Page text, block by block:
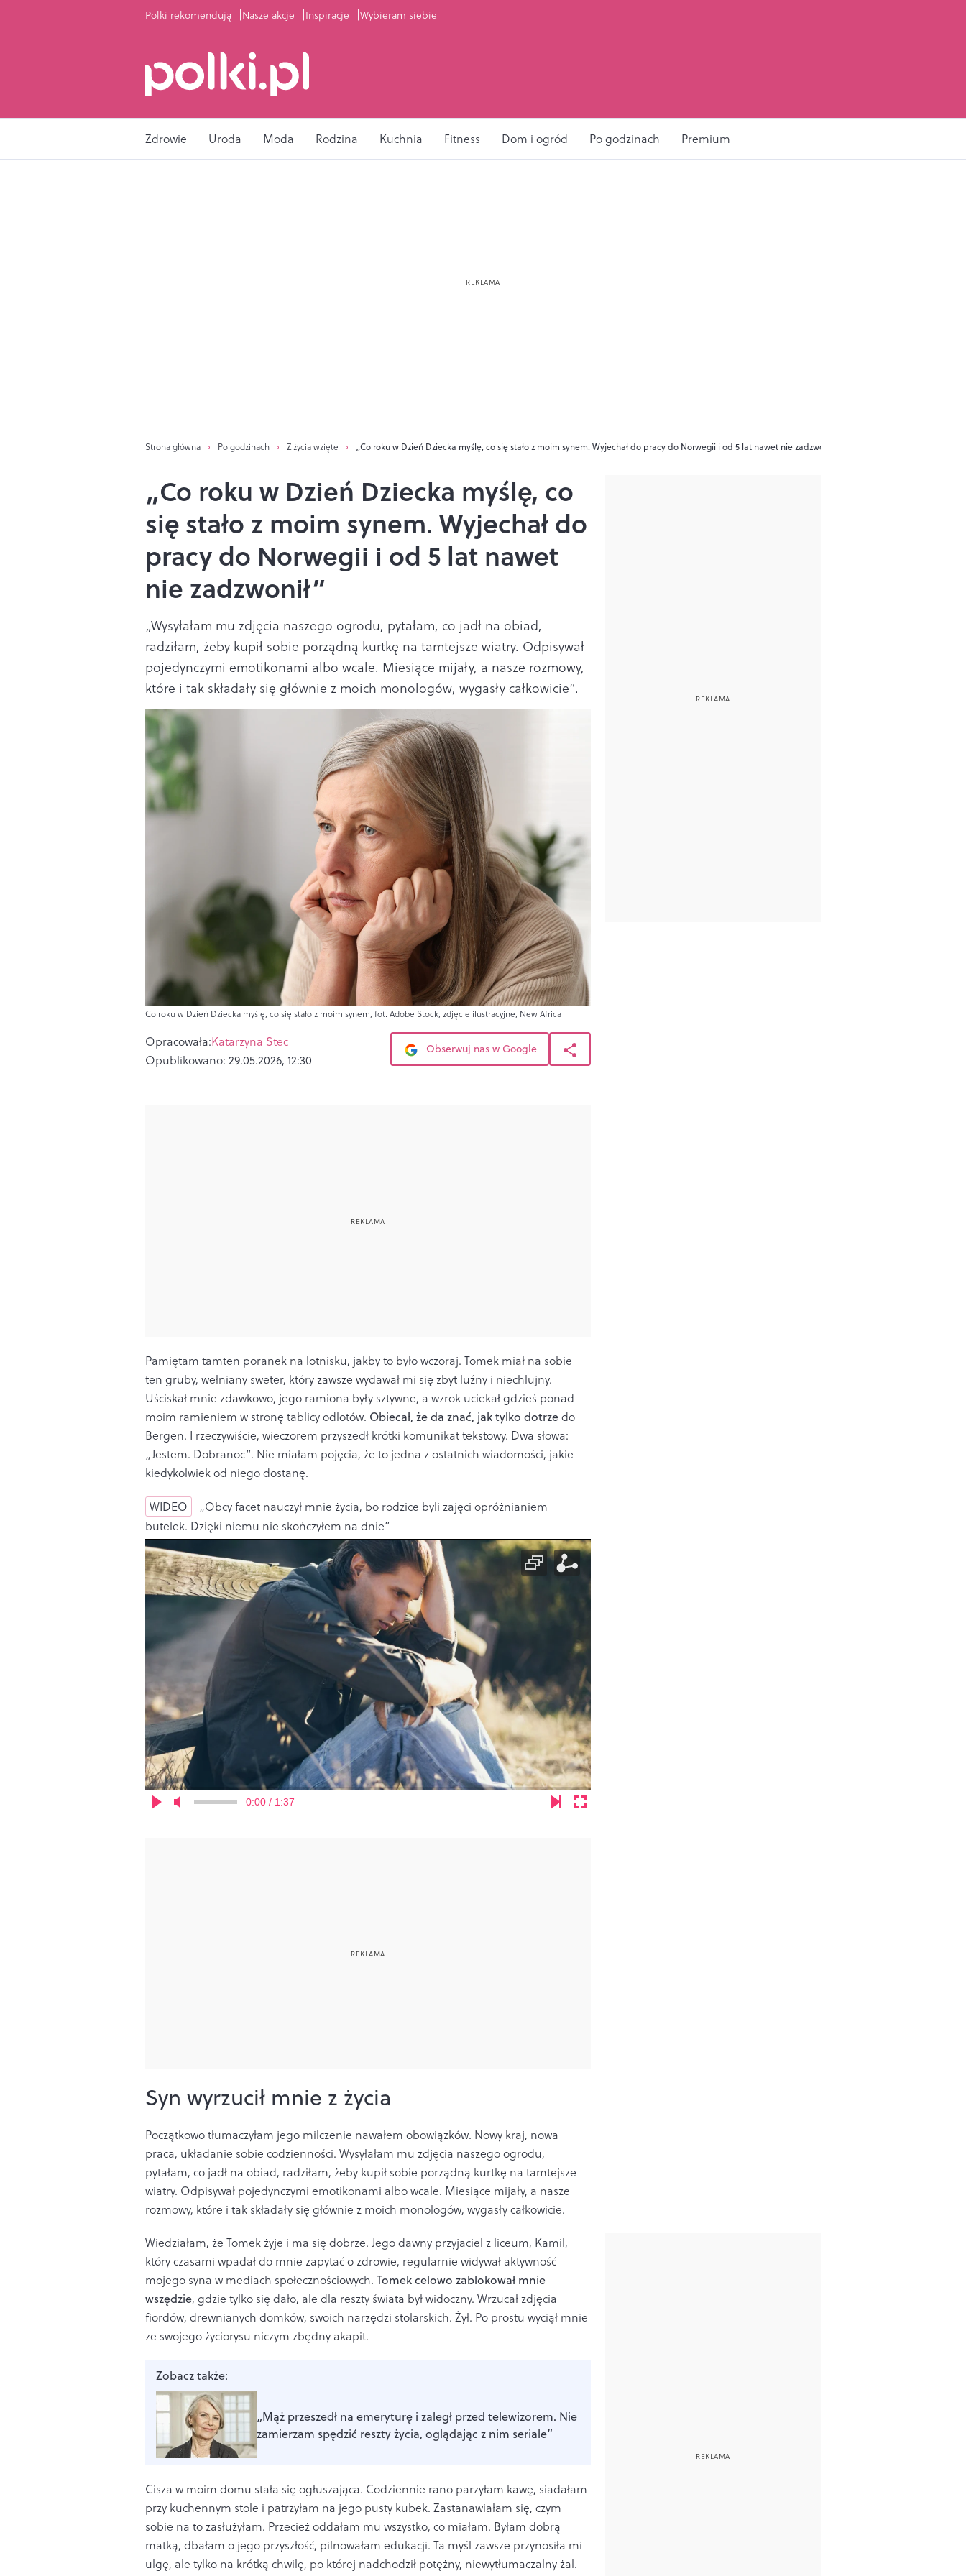
Polki rekomendują Nasze akcje Inspiracje Wybieram siebie
Zdrowie Uroda Moda Rodzina Kuchnia Fitness Dom i ogród Po godzinach Premium
Strona główna Po godzinach Z życia wzięte „Co roku w Dzień Dziecka myślę, co się stało z moim synem. Wyjechał do pracy do Norwegii i od 5 lat nawet nie zadzwonił”
„Co roku w Dzień Dziecka myślę, co
się stało z moim synem. Wyjechał do
pracy do Norwegii i od 5 lat nawet
nie zadzwonił”
„Wysyłałam mu zdjęcia naszego ogrodu, pytałam, co jadł na obiad,
radziłam, żeby kupił sobie porządną kurtkę na tamtejsze wiatry. Odpisywał
pojedynczymi emotikonami albo wcale. Miesiące mijały, a nasze rozmowy,
które i tak składały się głównie z moich monologów, wygasły całkowicie”.
Co roku w Dzień Dziecka myślę, co się stało z moim synem, fot. Adobe Stock, zdjęcie ilustracyjne, New Africa
Opracowała:Katarzyna Stec
Opublikowano: 29.05.2026, 12:30
Obserwuj nas w Google
Pamiętam tamten poranek na lotnisku, jakby to było wczoraj. Tomek miał na sobie
ten gruby, wełniany sweter, który zawsze wydawał mi się zbyt luźny i niechlujny.
Uściskał mnie zdawkowo, jego ramiona były sztywne, a wzrok uciekał gdzieś ponad
moim ramieniem w stronę tablicy odlotów. Obiecał, że da znać, jak tylko dotrzedo
Bergen. I rzeczywiście, wieczorem przyszedł krótki komunikat tekstowy. Dwa słowa:
„Jestem. Dobranoc”. Nie miałam pojęcia, że to jedna z ostatnich wiadomości, jakie
kiedykolwiek od niego dostanę.
WIDEO
„Obcy facet nauczył mnie życia, bo rodzice byli zajęci opróżnianiem
butelek. Dzięki niemu nie skończyłem na dnie”
0:00 / 1:37
Syn wyrzucił mnie z życia
Początkowo tłumaczyłam jego milczenie nawałem obowiązków. Nowy kraj, nowa
praca, układanie sobie codzienności. Wysyłałam mu zdjęcia naszego ogrodu,
pytałam, co jadł na obiad, radziłam, żeby kupił sobie porządną kurtkę na tamtejsze
wiatry. Odpisywał pojedynczymi emotikonami albo wcale. Miesiące mijały, a nasze
rozmowy, które i tak składały się głównie z moich monologów, wygasły całkowicie.
Wiedziałam, że Tomek żyje i ma się dobrze. Jego dawny przyjaciel z liceum, Kamil,
który czasami wpadał do mnie zapytać o zdrowie, regularnie widywał aktywność
mojego syna w mediach społecznościowych. Tomek celowo zablokował mnie
wszędzie, gdzie tylko się dało, ale dla reszty świata był widoczny. Wrzucał zdjęcia
fiordów, drewnianych domków, swoich narzędzi stolarskich. Żył. Po prostu wyciął mnie
ze swojego życiorysu niczym zbędny akapit.
Zobacz także:
„Mąż przeszedł na emeryturę i zaległ przed telewizorem. Nie
zamierzam spędzić reszty życia, oglądając z nim seriale”
Cisza w moim domu stała się ogłuszająca. Codziennie rano parzyłam kawę, siadałam
przy kuchennym stole i patrzyłam na jego pusty kubek. Zastanawiałam się, czym
sobie na to zasłużyłam. Przecież oddałam mu wszystko, co miałam. Byłam dobrą
matką, dbałam o jego przyszłość, pilnowałam edukacji. Ta myśl zawsze przynosiła mi
ulgę, ale tylko na krótką chwilę, po której nadchodził potężny, niewytłumaczalny żal.